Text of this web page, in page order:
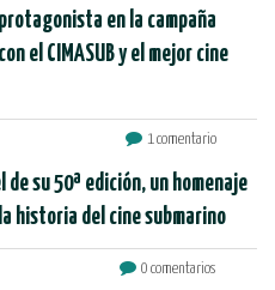
en la campaña
el CIMASUB y el mejor cine
1 comentario
de su 50ª edición, un homenaje
historia del cine submarino
0 comentarios